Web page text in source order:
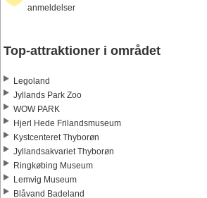
anmeldelser
Top-attraktioner i området
Legoland
Jyllands Park Zoo
WOW PARK
Hjerl Hede Frilandsmuseum
Kystcenteret Thyborøn
Jyllandsakvariet Thyborøn
Ringkøbing Museum
Lemvig Museum
Blåvand Badeland